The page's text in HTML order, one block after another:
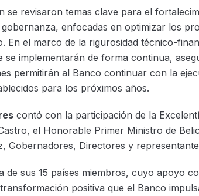
se revisaron temas clave para el
enfocadas en optimizar los
En el marco de la rigurosidad técnico-
implementarán de forma continua,
permitirán al Banco continuar con la
para los próximos años.
contó con la participación de la
el Honorable Primer Ministro de
Gobernadores, Directores y
de sus 15 países miembros, cuyo apoyo
positiva que el Banco